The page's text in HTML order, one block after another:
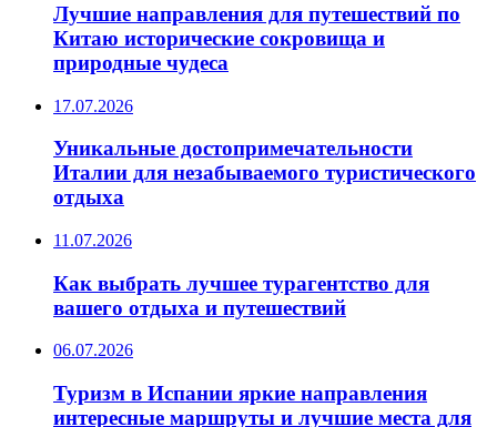
Лучшие направления для путешествий по
Китаю исторические сокровища и
природные чудеса
17.07.2026
Уникальные достопримечательности
Италии для незабываемого туристического
отдыха
11.07.2026
Как выбрать лучшее турагентство для
вашего отдыха и путешествий
06.07.2026
Туризм в Испании яркие направления
интересные маршруты и лучшие места для